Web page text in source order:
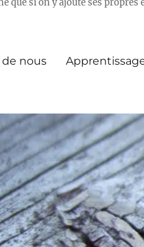
que si on y ajoute ses propres
de nous